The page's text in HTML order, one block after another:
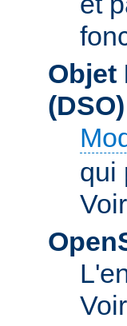
Objet
(DSO)
qui
Voir